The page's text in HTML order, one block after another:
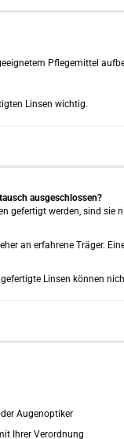
Pflegemittel
Linsen wichtig.
ausgeschlossen?
gefertigt werden, sind sie
an erfahrene Träger.
Linsen können
Augenoptiker
Ihrer Verordnung